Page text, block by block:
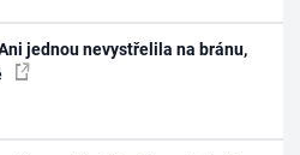
jednou nevystřelila na bránu,